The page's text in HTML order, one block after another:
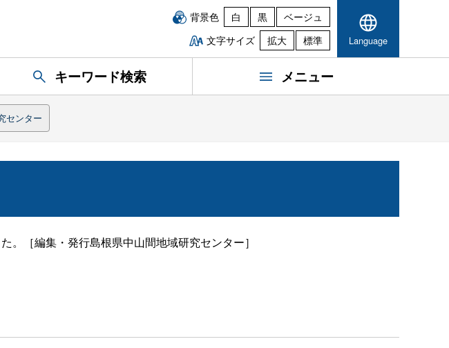
背景色 白 黒
ベージュ
文字サイズ
拡大 標準 Language
キーワード検索 メニュー
センター
［編集・発行島根県中山間地域研究センター］